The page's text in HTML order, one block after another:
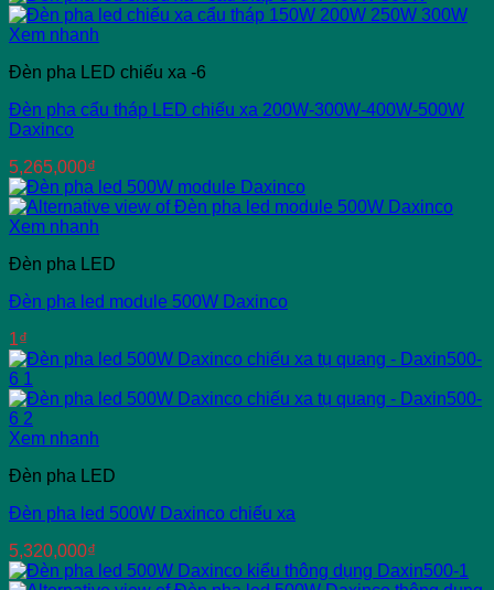
số
lượng
Xem nhanh
Đèn pha LED chiếu xa -6
Đèn pha cẩu tháp LED chiếu xa 200W-300W-400W-500W
Daxinco
5,265,000₫
Xem nhanh
Đèn pha LED
Đèn pha led module 500W Daxinco
1₫
Xem nhanh
Đèn pha LED
Đèn pha led 500W Daxinco chiếu xa
5,320,000₫